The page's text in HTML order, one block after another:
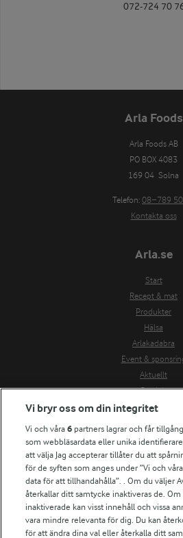
072-724 70
Arla Foods
Arla Foods AB
PO BOX 4083
169 04  Solna
Telefon: 08−789
Kontakta oss
Arla.se
Start
Recept & mat
Produkter
Hälsa
Arlakadabra
Event &
Aktuellt
Om Arla
Nyheter & press
Kontakta oss
Arla in other
Fler
För ägare
Arlas kundportal
Vi bryr oss om din integritet
Vi och våra6 partners lagrar och får
som webbläsardata eller unika
att välja Jag accepterar tillåter du att
för de syften som anges under ”Vi och
data för att tillhandahålla”. . Om du väljer
återkallar ditt samtycke inaktiveras de. Om
inaktiverade kan visst innehåll och vissa
vara mindre relevanta för dig. Du kan
för att ändra dina val eller återkalla ditt